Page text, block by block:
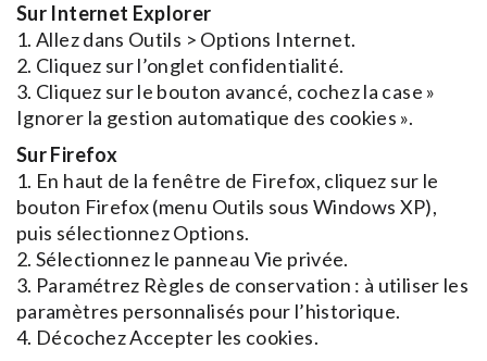
Sur Internet Explorer
1. Allez dans Outils > Options Internet.
2. Cliquez sur l’onglet confidentialité.
3. Cliquez sur le bouton avancé, cochez la case »
Ignorer la gestion automatique des cookies ».
Sur Firefox
1. En haut de la fenêtre de Firefox, cliquez sur le
bouton Firefox (menu Outils sous Windows XP),
puis sélectionnez Options.
2. Sélectionnez le panneau Vie privée.
3. Paramétrez Règles de conservation : à utiliser les
paramètres personnalisés pour l’historique.
4. Décochez Accepter les cookies.